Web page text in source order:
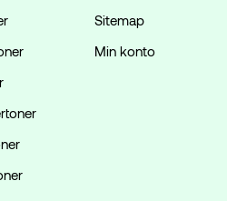
Sitemap
Min konto